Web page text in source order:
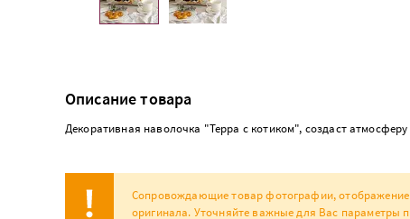
Описание товара
Декоративная наволочка "Терра с котиком", создаст
Сопровождающие товар фотографии, отображение
оригинала. Уточняйте важные для Вас параметры